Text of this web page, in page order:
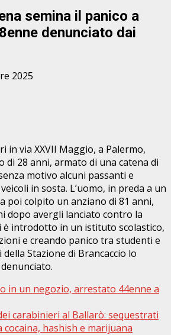
semina il panico a
denunciato dai
2025
in via XXVII Maggio, a Palermo,
di 28 anni, armato di una catena di
motivo alcuni passanti e
in sosta. L’uomo, in preda a un
poi colpito un anziano di 81 anni,
dopo avergli lanciato contro la
è introdotto in un istituto scolastico,
e creando panico tra studenti e
Stazione di Brancaccio lo
in un negozio, arrestato 44enne a
carabinieri al Ballarò: sequestrati
hashish e marijuana